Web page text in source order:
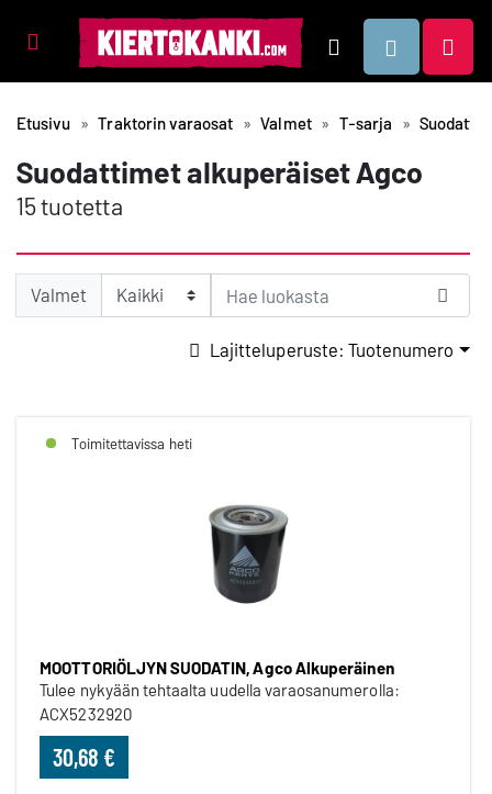
Tuotealueet Hae
Etusivu Traktorin varaosat Valmet T-sarja
Suodattimet alkuperäiset Agco
15 tuotetta
Valmet
Lajitteluperuste: Tuotenumero
Toimitettavissa heti
MOOTTORIÖLJYN SUODATIN, Agco Alkuperäinen
Tulee nykyään tehtaalta uudella varaosanumerolla:
ACX5232920
30,68 €